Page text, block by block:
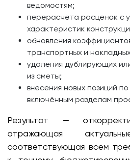
ведомостям;
перерасчёта расценок с
характеристик
обновления
транспортных и
удаления дублирующих
из сметы;
внесения новых позиций
включённым разделам
Результат —
отражающая
соответствующая всем